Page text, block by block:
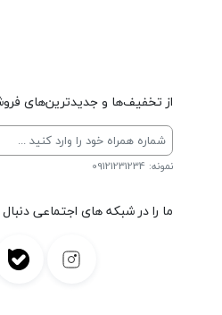
از تخفیف‌ها و جدیدترین‌های
نمونه: 09121231234
ما را در شبکه های اجتماعی